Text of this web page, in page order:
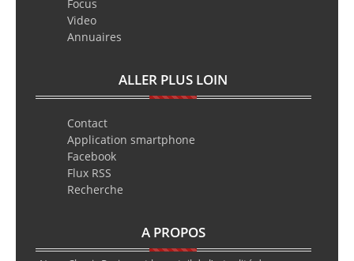
Focus
Video
Annuaires
ALLER PLUS LOIN
Contact
Application smartphone
Facebook
Flux RSS
Recherche
A PROPOS